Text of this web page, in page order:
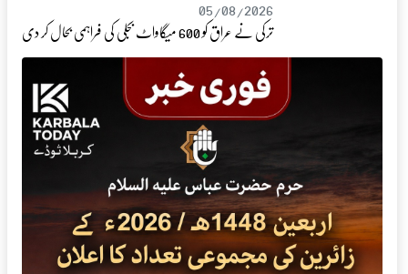
05/08/2026
ترکی نے عراق کو 600 میگاواٹ بجلی کی فراہمی بحال کر دی